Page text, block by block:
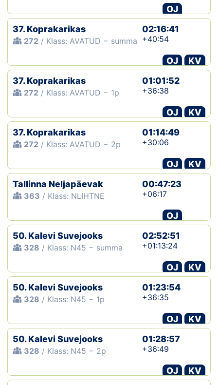
OJ
37. Koprakarikas
272 / Klass: AVATUD − summa
02:16:41
+40:54
OJ
KV
37. Koprakarikas
272 / Klass: AVATUD − 1p
01:01:52
+36:38
OJ
KV
37. Koprakarikas
272 / Klass: AVATUD − 2p
01:14:49
+30:06
OJ
KV
Tallinna Neljapäevak
363 / Klass: NLIHTNE
00:47:23
+06:17
OJ
50. Kalevi Suvejooks
328 / Klass: N45 − summa
02:52:51
+01:13:24
OJ
KV
50. Kalevi Suvejooks
328 / Klass: N45 − 1p
01:23:54
+36:35
OJ
KV
50. Kalevi Suvejooks
328 / Klass: N45 − 2p
01:28:57
+36:49
OJ
KV